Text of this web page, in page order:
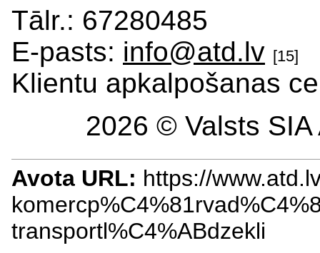
Tālr.: 67280485
E-pasts: info@atd.lv [15]
Klientu apkalpošanas
2026 © Valsts
Avota URL: https://
transportl%C4%ABdzekli